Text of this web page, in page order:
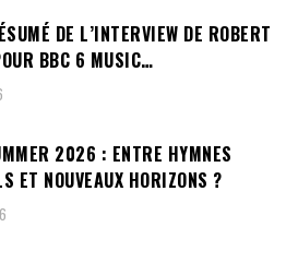
DE L’INTERVIEW DE ROBERT
BBC 6 MUSIC…
2026 : ENTRE HYMNES
ET NOUVEAUX HORIZONS ?